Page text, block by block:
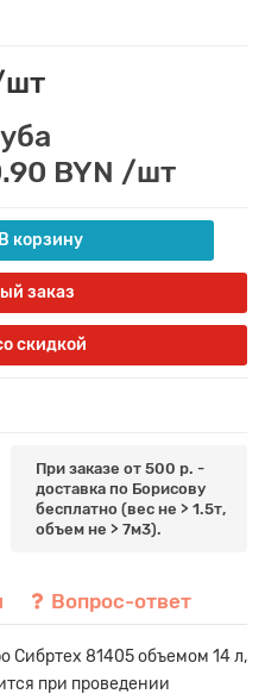
шт
BYN /шт
В корзину
заказ
скидкой
При заказе от 500 р. -
доставка по Борисову
бесплатно (вес не > 1.5т,
объем не > 7м3).
Вопрос-ответ
Сибртех 81405 объемом 14 л,
при проведении